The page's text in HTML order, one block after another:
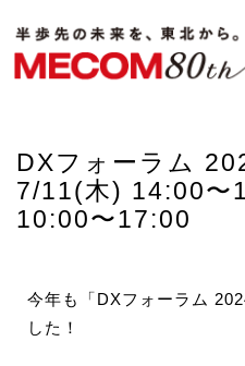
DXフォーラム
7/11(木) 14:00〜
10:00〜17:00
今年も「DXフォーラム
した！